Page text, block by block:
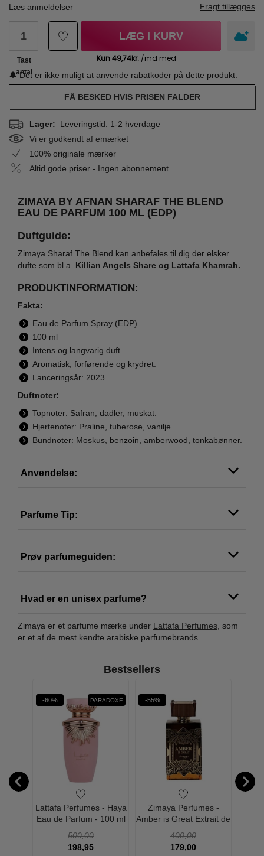
Læs anmeldelser
Fragt tillægges
Tast
antal
LÆG I KURV
🔔 Det er ikke muligt at anvende rabatkoder på dette produkt.
FÅ BESKED HVIS PRISEN FALDER
Lager: Leveringstid: 1-2 hverdage
Vi er godkendt af emærket
100% originale mærker
Altid gode priser - Ingen abonnement
ZIMAYA BY AFNAN SHARAF THE BLEND
EAU DE PARFUM 100 ML (EDP)
Duftguide:
Zimaya Sharaf The Blend kan anbefales til dig der elsker
dufte som bl.a. Killian Angels Share og Lattafa Khamrah.
PRODUKTINFORMATION:
Fakta:
Eau de Parfum Spray (EDP)
100 ml
Intens og langvarig duft
Aromatisk, forførende og krydret.
Lanceringsår: 2023.
Duftnoter:
Topnoter: Safran, dadler, muskat.
Hjertenoter: Praline, tuberose, vanilje.
Bundnoter: Moskus, benzoin, amberwood, tonkabønner.
Anvendelse:
Parfume Tip:
Prøv parfumeguiden:
Hvad er en unisex parfume?
Zimaya er et parfume mærke under Lattafa Perfumes , som
er et af de mest kendte arabiske parfumebrands.
Bestsellers
-60% PARADOXE
Lattafa Perfumes - Haya
Eau de Parfum - 100 ml
500,00
198,95
-55%
Zimaya Perfumes -
Amber is Great Extrait de
400,00
179,00